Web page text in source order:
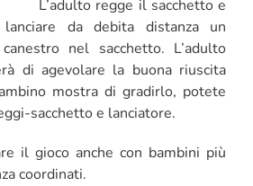
L’adulto regge il sacchetto e
da debita distanza un
nel sacchetto. L’adulto
di agevolare la buona riuscita
mostra di gradirlo, potete
sacchetto e lanciatore.
il gioco anche con bambini più
coordinati.